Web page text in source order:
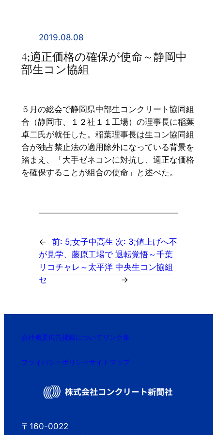
2019.08.08
4;適正価格の確保が使命～静岡中
部生コン協組
５月の総会で静岡県中部生コンクリート協同組
合（静岡市、１２社１１工場）の理事長に稲葉
卓二氏が就任した。稲葉理事長は生コン協同組
合が独占禁止法の適用除外になっている背景を
踏まえ、「大手ゼネコンに対抗し、適正な価格
を確保することが組合の使命」と述べた。
← 前: 5;女子中高生
が見学、藤原工場で
リコチャレ～太平洋
セ
次: 3;値上げへ不
退転覚悟～千葉
中央生コン協組
→
会社概要広告掲載について リンク集
プライバシーポリシーサイトマップ
〒160-0022